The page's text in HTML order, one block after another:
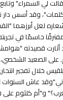
وقد أسس
لعل أبرزهما
مفترقًا حاسمًا في
أثارت قصيدته
الصعيد
خلال تفجير
عاش